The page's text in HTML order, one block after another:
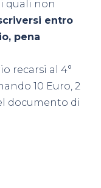
i quali non
entro
pena
recarsi al 4°
10 Euro, 2
documento di